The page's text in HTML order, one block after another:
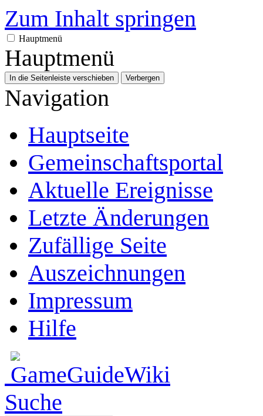
Zum Inhalt springen
Hauptmenü
Hauptmenü
In die Seitenleiste verschieben Verbergen
Navigation
Hauptseite
Gemeinschafts­portal
Aktuelle Ereignisse
Letzte Änderungen
Zufällige Seite
Auszeichnungen
Impressum
Hilfe
Suche